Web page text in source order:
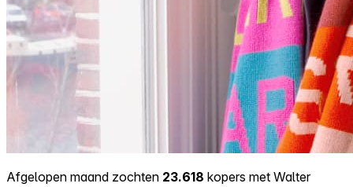
Afgelopen maand zochten 23.618 kopers met Walter